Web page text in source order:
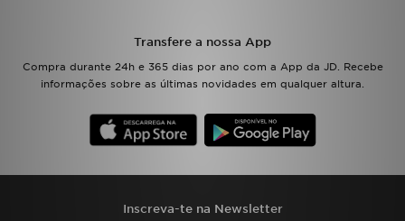
Transfere a nossa App
Compra durante 24h e 365 dias por ano com a App da JD. Recebe
informações sobre as últimas novidades em qualquer altura.
Inscreva-te na Newsletter
FAZ DOWNLOAD DA APP
TRABALHA CONNOSCO